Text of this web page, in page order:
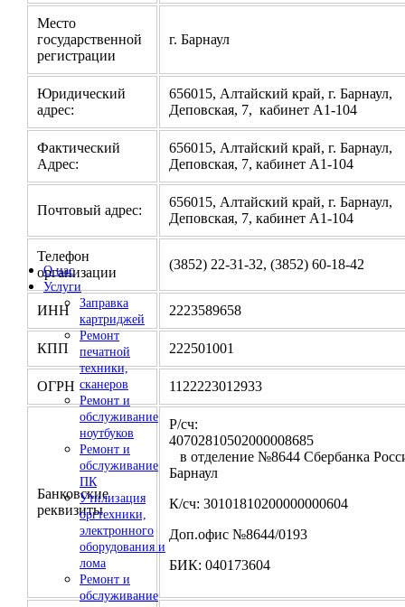
О нас
Услуги
Заправка
картриджей
Ремонт
печатной
техники,
сканеров
Ремонт и
обслуживание
ноутбуков
Ремонт и
обслуживание
ПК
Утилизация
оргтехники,
электронного
оборудования и
лома
Ремонт и
обслуживание
Место
государственной
регистрации
г. Барнаул
Юридический
адрес:
656015, Алтайский край, г. Барнаул,
Деповская, 7, кабинет А1-104
Фактический
Адрес:
656015, Алтайский край, г. Барнаул,
Деповская, 7, кабинет А1-104
Почтовый адрес:
656015, Алтайский край, г. Барнаул,
Деповская, 7, кабинет А1-104
Телефон
организации
(3852) 22-31-32, (3852) 60-18-42
ИНН 2223589658
КПП 222501001
ОГРН 1122223012933
Банковские
реквизиты
Р/сч:
в отделение №8644 Сбербанка
Барнаул
К/сч: 30101810200000000604
Доп.офис №8644/0193
БИК: 040173604